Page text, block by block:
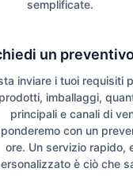
semplificate.
un
inviare i tuoi requisiti
prodotti, imballaggi,
principali e canali di
con un
ore. Un servizio rapido,
è ciò che